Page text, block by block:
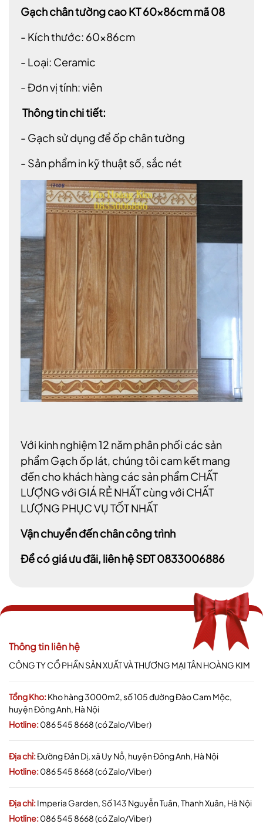
Gạch chân tường cao KT 60x86cm mã 08
- Kích thước: 60x86cm
- Loại: Ceramic
- Đơn vị tính: viên
Thông tin chi tiết:
- Gạch sử dụng để ốp chân tường
- Sản phẩm in kỹ thuật số, sắc nét
Với kinh nghiệm 12 năm phân phối các sản
phẩm Gạch ốp lát, chúng tôi cam kết mang
đến cho khách hàng các sản phẩm CHẤT
LƯỢNG với GIÁ RẺ NHẤT cùng với CHẤT
LƯỢNG PHỤC VỤ TỐT NHẤT
Vận chuyển đến chân công trình
Để có giá ưu đãi, liên hệ SĐT 0833006886
Thông tin liên hệ
CÔNG TY CỔ PHẦN SẢN XUẤT VÀ THƯƠNG MẠI TÂN HOÀNG KIM
Tổng Kho:Kho hàng 3000m2, số 105 đường Đào Cam Mộc,
huyện Đông Anh, Hà Nội
Hotline:086 545 8668 (có Zalo/Viber)
Địa chỉ:Đường Đản Dị, xã Uy Nỗ, huyện Đông Anh, Hà Nội
Hotline:086 545 8668 (có Zalo/Viber)
Địa chỉ:Imperia Garden, Số 143 Nguyễn Tuân, Thanh Xuân, Hà Nội
Hotline:086 545 8668 (có Zalo/Viber)